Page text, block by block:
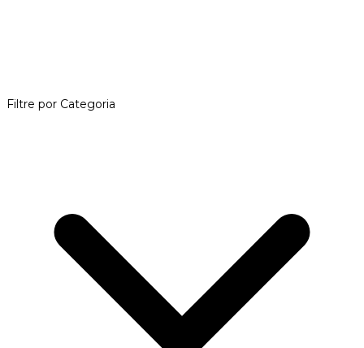
Filtre por Categoria